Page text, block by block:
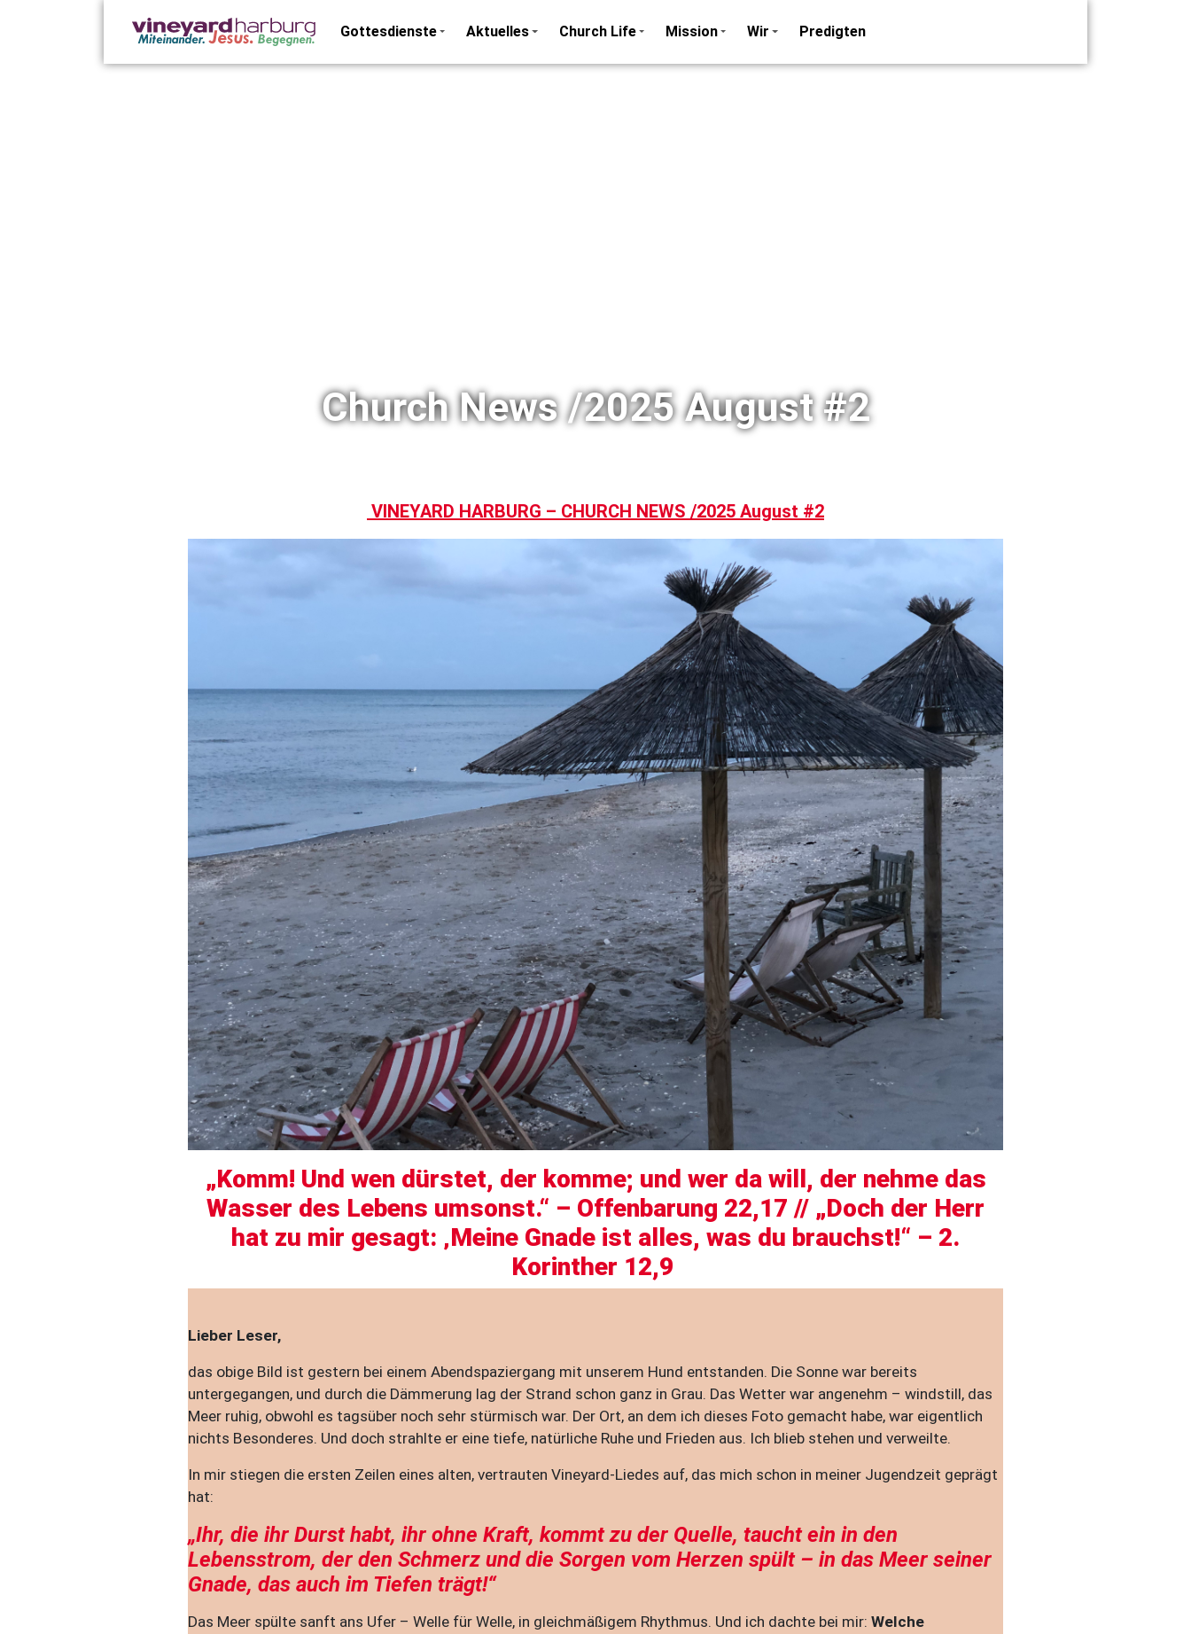
Gottesdienste Aktuelles Church Life Mission Wir Predigten
Church News /2025 August #2
VINEYARD HARBURG – CHURCH NEWS /2025 August #2
„Komm! Und wen dürstet, der komme; und wer da will, der nehme das
Wasser des Lebens umsonst.“ – Offenbarung 22,17 // „Doch der Herr
hat zu mir gesagt: ‚Meine Gnade ist alles, was du brauchst!“ – 2.
Korinther 12,9
Lieber Leser,
das obige Bild ist gestern bei einem Abendspaziergang mit unserem Hund entstanden. Die Sonne war bereits
untergegangen, und durch die Dämmerung lag der Strand schon ganz in Grau. Das Wetter war angenehm – windstill, das
Meer ruhig, obwohl es tagsüber noch sehr stürmisch war. Der Ort, an dem ich dieses Foto gemacht habe, war eigentlich
nichts Besonderes. Und doch strahlte er eine tiefe, natürliche Ruhe und Frieden aus. Ich blieb stehen und verweilte.
In mir stiegen die ersten Zeilen eines alten, vertrauten Vineyard-Liedes auf, das mich schon in meiner Jugendzeit geprägt
hat:
„Ihr, die ihr Durst habt, ihr ohne Kraft, kommt zu der Quelle, taucht ein in den
Lebensstrom, der den Schmerz und die Sorgen vom Herzen spült – in das Meer seiner
Gnade, das auch im Tiefen trägt!“
Das Meer spülte sanft ans Ufer – Welle für Welle, in gleichmäßigem Rhythmus. Und ich dachte bei mir: Welche